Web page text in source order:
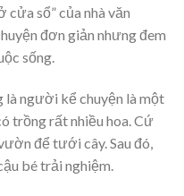
cửa sổ” của nhà văn
đơn giản nhưng đem
sống.
là người kể chuyện là một
trồng rất nhiều hoa. Cứ
để tưới cây. Sau đó,
bé trải nghiệm.